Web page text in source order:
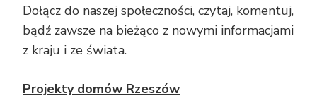
Dołącz do naszej społeczności, czytaj, komentuj,
bądź zawsze na bieżąco z nowymi informacjami
z kraju i ze świata.
Projekty domów Rzeszów